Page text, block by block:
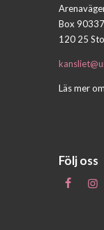
Box 90337
120 25
Läs mer
Följ oss